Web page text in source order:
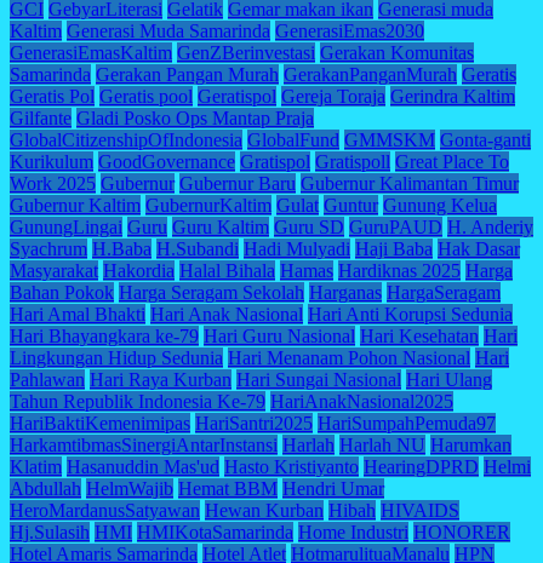
GCI GebyarLiterasi Gelatik Gemar makan ikan Generasi muda
Kaltim Generasi Muda Samarinda GenerasiEmas2030
GenerasiEmasKaltim GenZBerinvestasi Gerakan Komunitas
Samarinda Gerakan Pangan Murah GerakanPanganMurah Geratis
Geratis Pol Geratis pool Geratispol Gereja Toraja Gerindra Kaltim
Gilfante Gladi Posko Ops Mantap Praja
GlobalCitizenshipOfIndonesia GlobalFund GMMSKM Gonta-ganti
Kurikulum GoodGovernance Gratispol Gratispoll Great Place To
Work 2025 Gubernur Gubernur Baru Gubernur Kalimantan Timur
Gubernur Kaltim GubernurKaltim Gulat Guntur Gunung Kelua
GunungLingai Guru Guru Kaltim Guru SD GuruPAUD H. Anderiy
Syachrum H.Baba H.Subandi Hadi Mulyadi Haji Baba Hak Dasar
Masyarakat Hakordia Halal Bihala Hamas Hardiknas 2025 Harga
Bahan Pokok Harga Seragam Sekolah Harganas HargaSeragam
Hari Amal Bhakti Hari Anak Nasional Hari Anti Korupsi Sedunia
Hari Bhayangkara ke-79 Hari Guru Nasional Hari Kesehatan Hari
Lingkungan Hidup Sedunia Hari Menanam Pohon Nasional Hari
Pahlawan Hari Raya Kurban Hari Sungai Nasional Hari Ulang
Tahun Republik Indonesia Ke-79 HariAnakNasional2025
HariBaktiKemenimipas HariSantri2025 HariSumpahPemuda97
HarkamtibmasSinergiAntarInstansi Harlah Harlah NU Harumkan
Klatim Hasanuddin Mas'ud Hasto Kristiyanto HearingDPRD Helmi
Abdullah HelmWajib Hemat BBM Hendri Umar
HeroMardanusSatyawan Hewan Kurban Hibah HIVAIDS
Hj.Sulasih HMI HMIKotaSamarinda Home Industri HONORER
Hotel Amaris Samarinda Hotel Atlet HotmarulituaManalu HPN